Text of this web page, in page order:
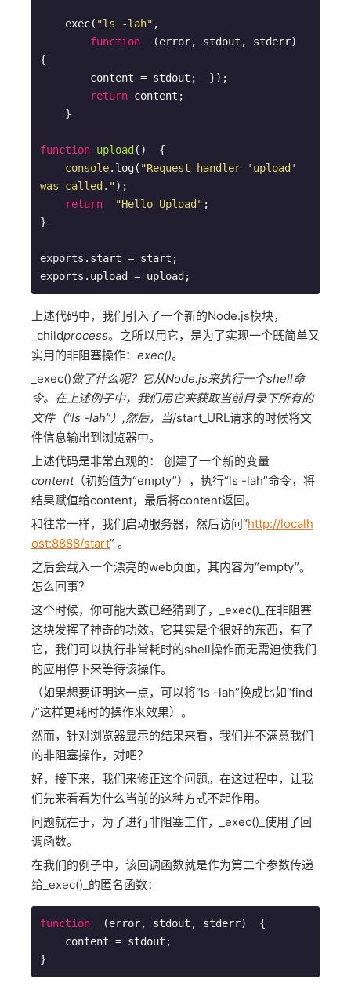
    exec(
"ls -lah" ,
function
  (
error, stdout, stderr
{
return content;
function upload ( ) {
console.log( "Request handler 'upload'
was called.");
return
"Hello Upload" ;
}
exports.start = start;
exports.upload = upload;
上述代码中，我们引入了一个新的Node.js模块，
_childprocess。之所以用它，是为了实现一个既简单又
实用的非阻塞操作： exec()。
_exec()做了什么呢？它从Node.js来执行一个shell命
令。在上述例子中，我们用它来获取当前目录下所有的
文件（“ls -lah”）,然后，当/start_URL请求的时候将文
件信息输出到浏览器中。
上述代码是非常直观的： 创建了一个新的变量
content（初始值为“empty”），执行“ls -lah”命令，将
结果赋值给content，最后将content返回。
和往常一样，我们启动服务器，然后访问“http://localh
ost:8888/start” 。
之后会载入一个漂亮的web页面，其内容为“empty”。
怎么回事？
这个时候，你可能大致已经猜到了，_exec()_在非阻塞
这块发挥了神奇的功效。它其实是个很好的东西，有了
它，我们可以执行非常耗时的shell操作而无需迫使我们
的应用停下来等待该操作。
（如果想要证明这一点，可以将“ls -lah”换成比如“find
/”这样更耗时的操作来效果）。
然而，针对浏览器显示的结果来看，我们并不满意我们
的非阻塞操作，对吧？
好，接下来，我们来修正这个问题。在这过程中，让我
们先来看看为什么当前的这种方式不起作用。
问题就在于，为了进行非阻塞工作，_exec()_使用了回
调函数。
在我们的例子中，该回调函数就是作为第二个参数传递
给_exec()_的匿名函数：
function
  (
error, stdout, stderr) {
}